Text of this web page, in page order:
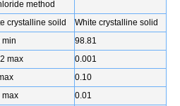
method
crystalline soild
White crystalline solid
min
98.81
max
0.001
0.10
max
0.01